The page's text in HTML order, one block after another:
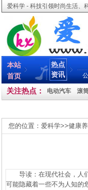
爱科学 - 科技引领时尚生活、
本站
首页
热点
资讯
关注热点： 电动汽车 滚
您的位置： 爱科学>>健康
导读：在现代社会，人们
可能隐藏着一些不为人知的